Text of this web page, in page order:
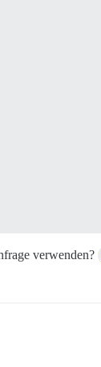
verwenden?